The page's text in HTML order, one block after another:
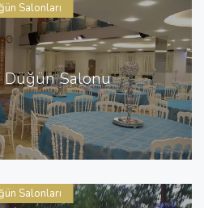
Düğün Salonu
Salonları
Salonları